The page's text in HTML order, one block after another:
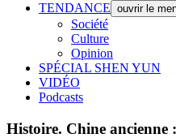
TENDANCE ouvrir le
Société
Culture
Opinion
SPÉCIAL SHEN YUN
VIDÉO
Podcasts
Histoire. Chine ancienne